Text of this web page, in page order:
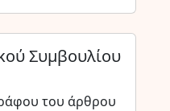
Συμβουλίου
του άρθρου